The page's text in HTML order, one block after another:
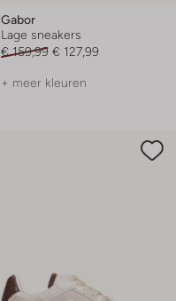
Gabor
Lage sneakers
€ 159,99 € 127,99
+ meer kleuren